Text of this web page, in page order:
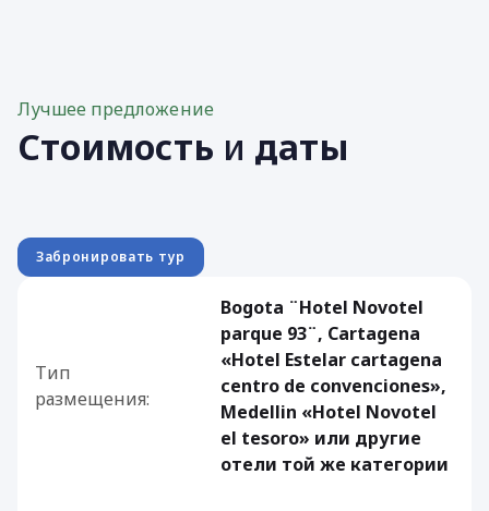
Тип
размещения:
Bogota ¨Hotel Novotel
parque 93¨, Cartagena
«Hotel Estelar cartagena
centro de convenciones»,
Medellin «Hotel Novotel
el tesoro» или другие
отели той же категории
Лучшее предложение
Стоимость и даты
Забронировать тур